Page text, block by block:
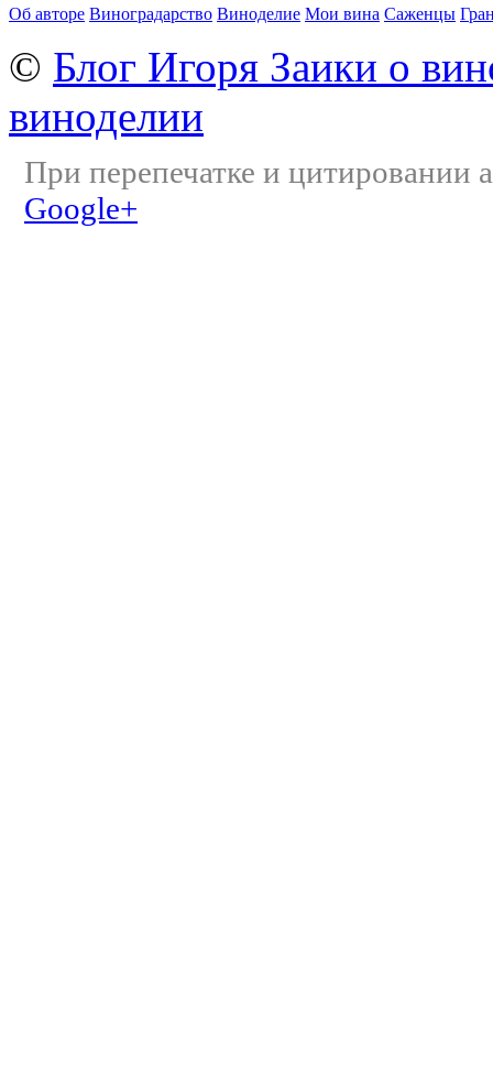
Об авторе Виноградарство Виноделие Мои вина Саженцы
© Блог Игоря Заики о
виноделии
При перепечатке и цитировании
Google+